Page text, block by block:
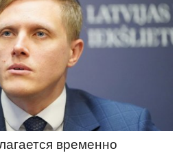
временно